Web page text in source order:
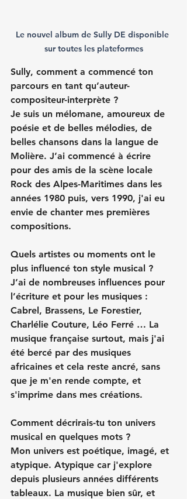
Le nouvel album de Sully DE disponible
sur toutes les plateformes
Sully, comment a commencé ton
parcours en tant qu’auteur-
compositeur-interprète ?
Je suis un mélomane, amoureux de
poésie et de belles mélodies, de
belles chansons dans la langue de
Molière. J’ai commencé à écrire
pour des amis de la scène locale
Rock des Alpes-Maritimes dans les
années 1980 puis, vers 1990, j'ai eu
envie de chanter mes premières
compositions.
Quels artistes ou moments ont le
plus influencé ton style musical ?
J’ai de nombreuses influences pour
l’écriture et pour les musiques :
Cabrel, Brassens, Le Forestier,
Charlélie Couture, Léo Ferré … La
musique française surtout, mais j'ai
été bercé par des musiques
africaines et cela reste ancré, sans
que je m'en rende compte, et
s'imprime dans mes créations.
Comment décrirais-tu ton univers
musical en quelques mots ?
Mon univers est poétique, imagé, et
atypique. Atypique car j'explore
depuis plusieurs années différents
tableaux. La musique bien sûr, et